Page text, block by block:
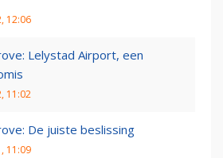
12:06
Lelystad Airport, een
11:02
De juiste beslissing
11:09